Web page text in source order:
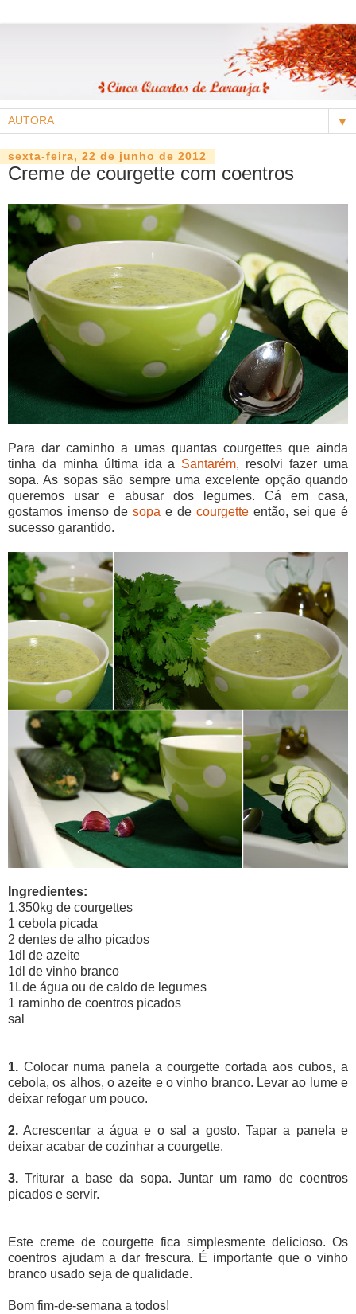
▼
sexta-feira, 22 de junho de 2012
Creme de courgette com coentros
Para dar caminho a umas quantas courgettes que ainda
tinha da minha última ida a Santarém, resolvi fazer uma
sopa. As sopas são sempre uma excelente opção quando
queremos usar e abusar dos legumes. Cá em casa,
gostamos imenso de sopa e de courgette então, sei que é
sucesso garantido.
Ingredientes:
1,350kg de courgettes
1 cebola picada
2 dentes de alho picados
1dl de azeite
1dl de vinho branco
1Lde água ou de caldo de legumes
1 raminho de coentros picados
sal
1. Colocar numa panela a courgette cortada aos cubos, a
cebola, os alhos, o azeite e o vinho branco. Levar ao lume e
deixar refogar um pouco.
2. Acrescentar a água e o sal a gosto. Tapar a panela e
deixar acabar de cozinhar a courgette.
3. Triturar a base da sopa. Juntar um ramo de coentros
picados e servir.
Este creme de courgette fica simplesmente delicioso. Os
coentros ajudam a dar frescura. É importante que o vinho
branco usado seja de qualidade.
Bom fim-de-semana a todos!